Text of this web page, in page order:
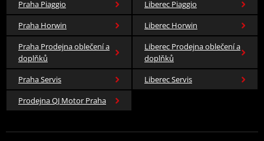
Praha Piaggio
Liberec Piaggio
Praha Horwin
Liberec Horwin
Praha Prodejna oblečení a
doplňků
Liberec Prodejna oblečení a
doplňků
Praha Servis
Liberec Servis
Prodejna QJ Motor Praha